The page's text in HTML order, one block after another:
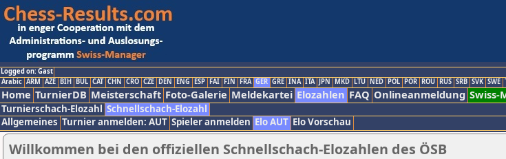
Logged on: Gast
Arabic ARM AZE BIH BUL CAT CHN CRO CZE DEN ENG ESP FAI FIN FRA GER GRE INA ITA JPN MKD LTU NED POL POR ROU RUS SRB SVK SWE
Home TurnierDB Meisterschaft Foto-Galerie Meldekartei Elozahlen FAQ Onlineanmeldung Swiss-
Turnierschach-Elozahl Schnellschach-Elozahl
Allgemeines Turnier anmelden: AUT Spieler anmelden Elo AUT Elo Vorschau
Willkommen bei den offiziellen Schnellschach-Elozahlen des ÖSB